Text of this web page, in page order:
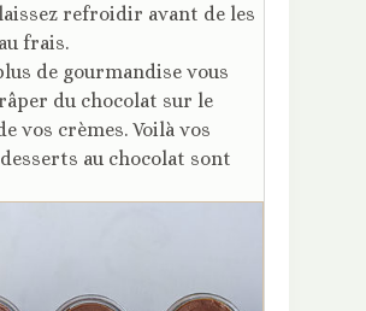
refroidir avant de les
frais.
de gourmandise vous
du chocolat sur le
vos crèmes. Voilà vos
au chocolat sont